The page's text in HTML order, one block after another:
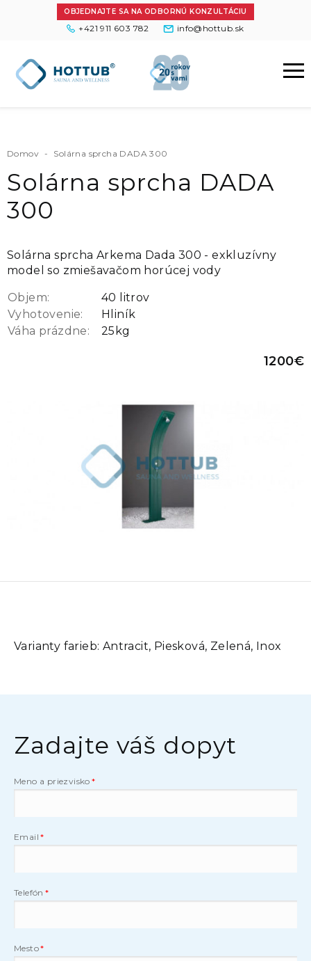
OBJEDNAJTE SA NA ODBORNÚ KONZULTÁCIU
+421 911 603 782 info@hottub.sk
Domov - Solárna sprcha DADA 300
Solárna sprcha DADA
300
Solárna sprcha Arkema Dada 300 - exkluzívny
model so zmiešavačom horúcej vody
Objem:
40 litrov
Vyhotovenie:
Hliník
Váha prázdne:
25kg
1200€
Varianty farieb: Antracit, Piesková, Zelená, Inox
Zadajte váš dopyt
Meno a priezvisko
Email
Telefón
Mesto